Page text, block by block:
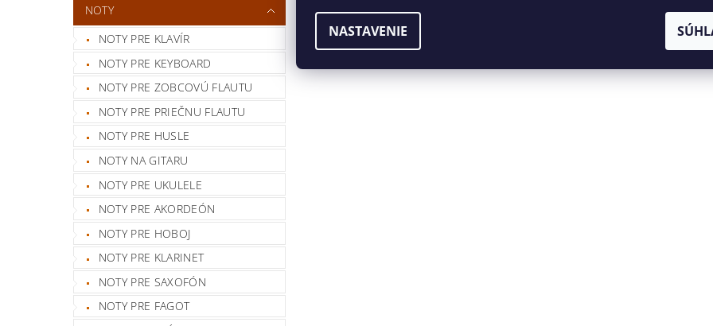
NOTY
NOTY PRE KLAVÍR
NOTY PRE KEYBOARD
NOTY PRE ZOBCOVÚ FLAUTU
NOTY PRE PRIEČNU FLAUTU
NOTY PRE HUSLE
NOTY NA GITARU
NOTY PRE UKULELE
NOTY PRE AKORDEÓN
NOTY PRE HOBOJ
NOTY PRE KLARINET
NOTY PRE SAXOFÓN
NOTY PRE FAGOT
NASTAVENIE